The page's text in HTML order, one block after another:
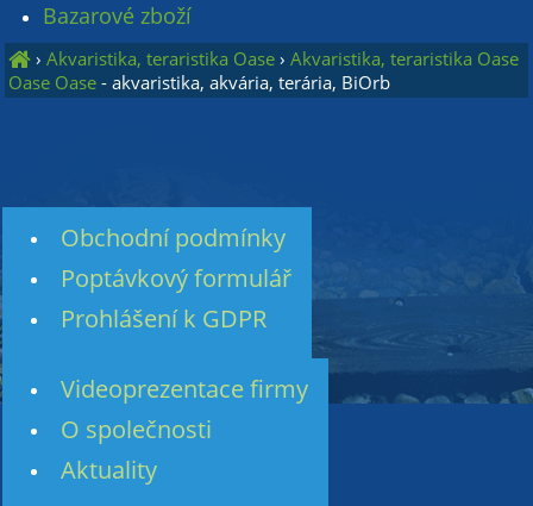
Bazarové zboží
›Akvaristika, teraristika Oase ›Akvaristika, teraristika Oase
Oase Oase - akvaristika, akvária, terária, BiOrb
Obchodní podmínky
Poptávkový formulář
Prohlášení k GDPR
Videoprezentace firmy
O společnosti
Aktuality